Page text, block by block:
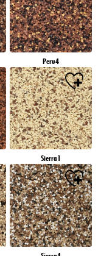
Peru4
Sierra1